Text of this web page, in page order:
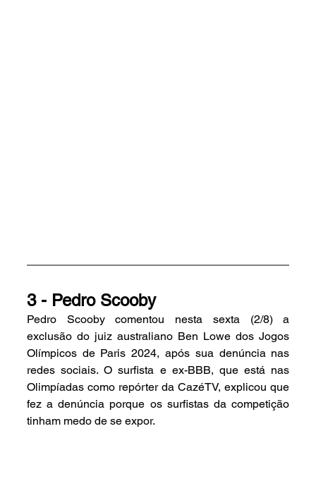
3 - Pedro Scooby
Pedro Scooby comentou nesta sexta (2/8) a
exclusão do juiz australiano Ben Lowe dos Jogos
Olímpicos de Paris 2024, após sua denúncia nas
redes sociais. O surfista e ex-BBB, que está nas
Olimpíadas como repórter da CazéTV, explicou que
fez a denúncia porque os surfistas da competição
tinham medo de se expor.